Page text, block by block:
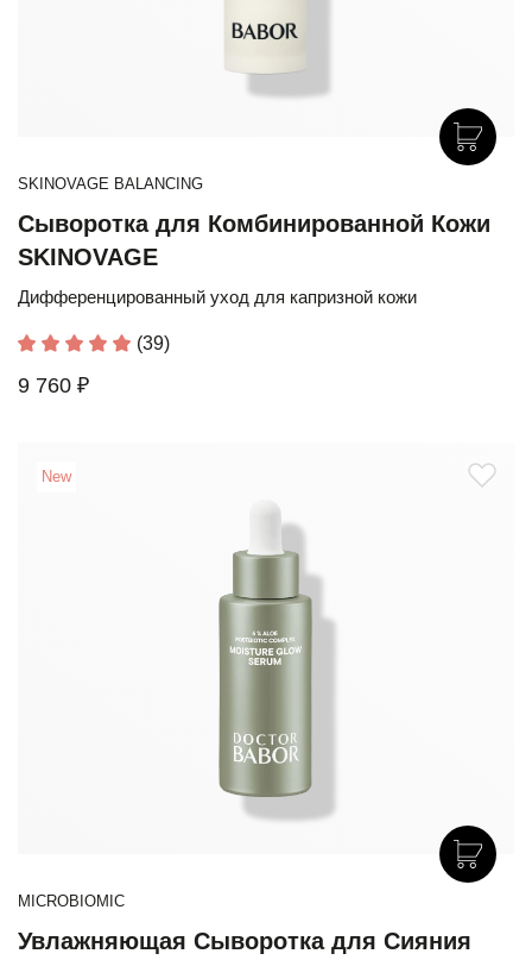
SKINOVAGE BALANCING
Сыворотка для Комбинированной Кожи
SKINOVAGE
Дифференцированный уход для капризной кожи
(39)
9 760 ₽
New
MICROBIOMIC
Увлажняющая Сыворотка для Сияния